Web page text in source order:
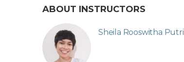
ABOUT INSTRUCTORS
Sheila Rooswitha Putri